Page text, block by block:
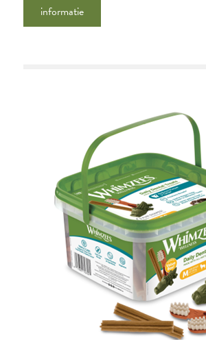
informatie